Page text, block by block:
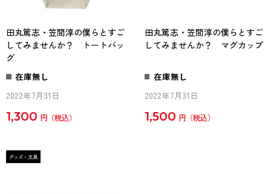
田丸篤志・笠間淳の僕らとすご
してみませんか？ トートバッ
グ
在庫無し
2022年7月31日
1,300 円
田丸篤志・笠間淳の僕らとすご
してみませんか？ マグカップ
在庫無し
2022年7月31日
1,500 円